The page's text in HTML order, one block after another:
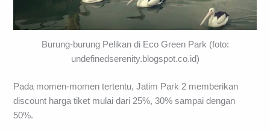
Burung-burung Pelikan di Eco Green Park (foto:
undefinedserenity.blogspot.co.id)
Pada momen-momen tertentu, Jatim Park 2 memberikan
discount harga tiket mulai dari 25%, 30% sampai dengan
50%.